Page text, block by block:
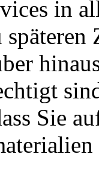
in
Sie